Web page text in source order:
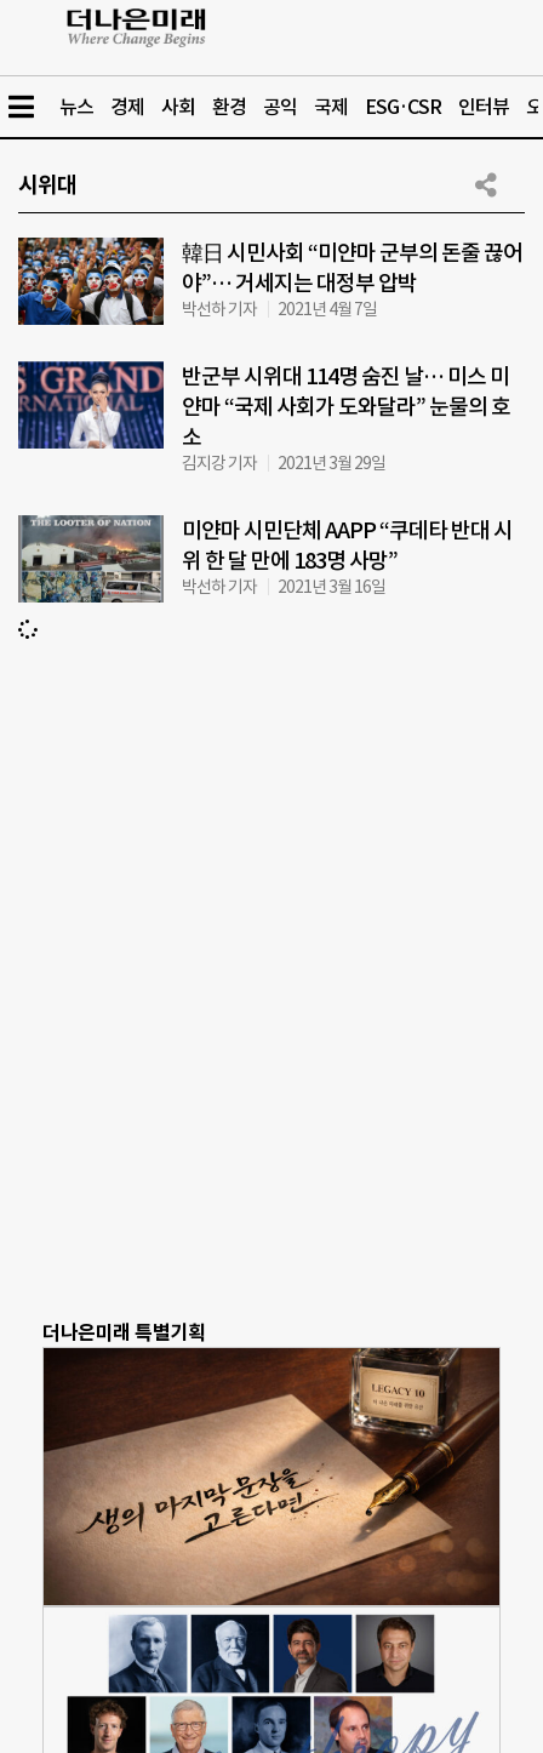
뉴스 경제 사회 환경 공익 국제 ESG·CSR 인터뷰
시위대
韓日 시민사회 “미얀마 군부의 돈줄 끊어
야”… 거세지는 대정부 압박
박선하 기자 2021년 4월 7일
반군부 시위대 114명 숨진 날… 미스 미
얀마 “국제 사회가 도와달라” 눈물의 호
소
김지강 기자 2021년 3월 29일
미얀마 시민단체 AAPP “쿠데타 반대 시
위 한 달 만에 183명 사망”
박선하 기자 2021년 3월 16일
더나은미래 특별기획